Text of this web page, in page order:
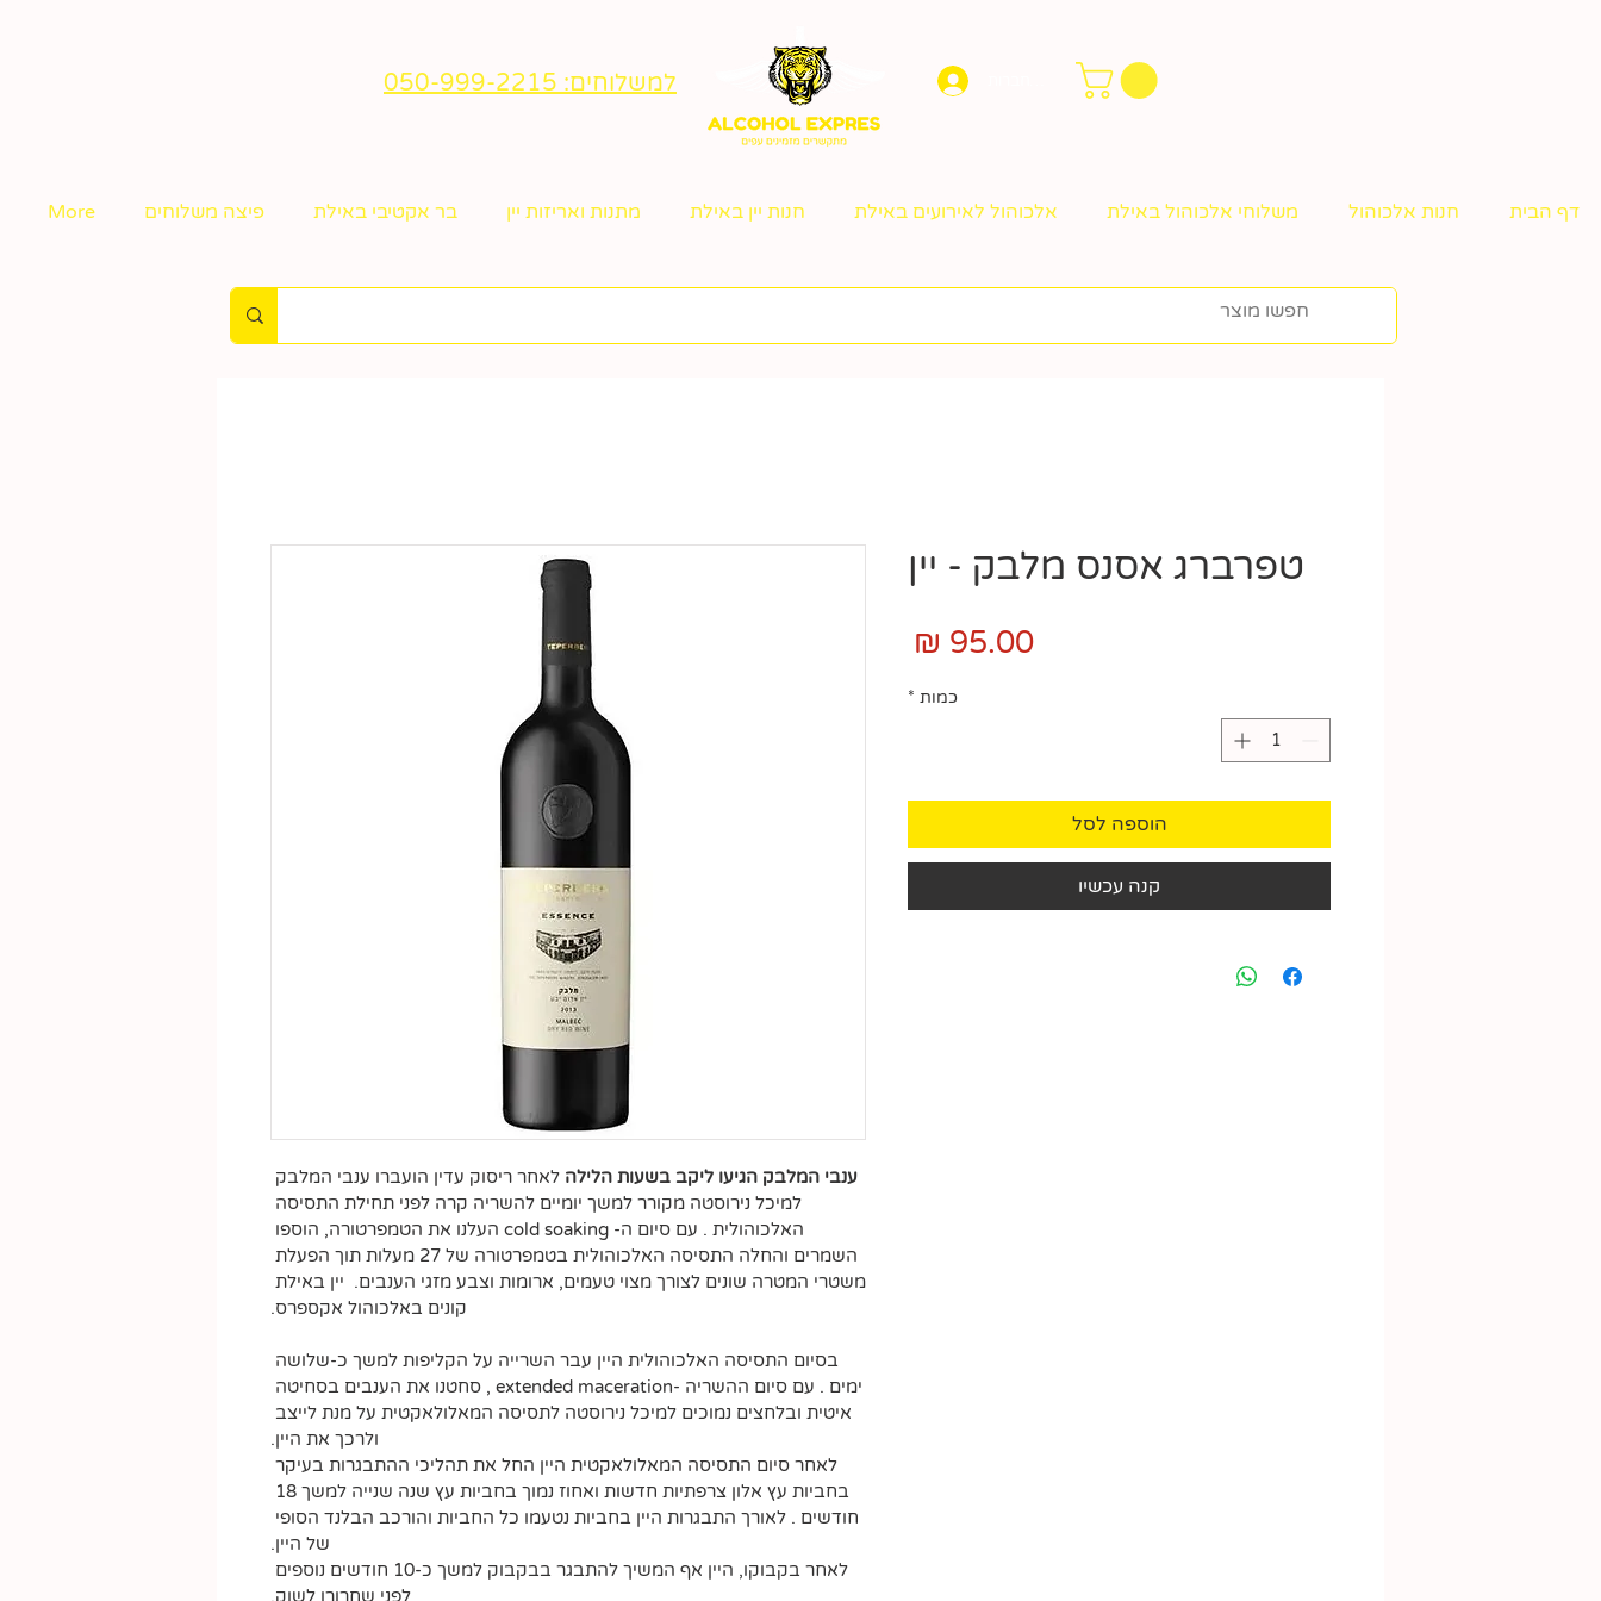
למשלוחים: 050-999-2215
דף הבית חנות אלכוהול משלוחי אלכוהול באילת אלכוהול לאירועים באילת חנות יין באילת מתנות ואריזות יין בר אקטיבי באילת פיצה משלוחים More
ענבי המלבק הגיעו ליקב בשעות הלילה לאחר ריסוק עדין הועברו ענבי המלבק
למיכל נירוסטה מקורר למשך יומיים להשריה קרה לפני תחילת התסיסה
האלכוהולית . עם סיום ה- cold soaking העלנו את הטמפרטורה, הוספו
השמרים והחלה התסיסה האלכוהולית בטמפרטורה של 27 מעלות תוך הפעלת
משטרי המטרה שונים לצורך מצוי טעמים, ארומות וצבע מזגי הענבים.  יין באילת
קונים באלכוהול אקספרס.
בסיום התסיסה האלכוהולית היין עבר השרייה על הקליפות למשך כ-שלושה
ימים . עם סיום ההשריה -extended maceration , סחטנו את הענבים בסחיטה
איטית ובלחצים נמוכים למיכל נירוסטה לתסיסה המאלולאקטית על מנת לייצב
ולרכך את היין.
לאחר סיום התסיסה המאלולאקטית היין החל את תהליכי ההתבגרות בעיקר
חודשים . לאורך התבגרות היין בחביות נטעמו כל החביות והורכב הבלנד הסופי
של היין.
לאחר בקבוקו, היין אף המשיך להתבגר בבקבוק למשך כ-10 חודשים נוספים
לפני שחרורו לשוק.
טפרברג אסנס מלבק - יין
כמות *
הוספה לסל
קנה עכשיו